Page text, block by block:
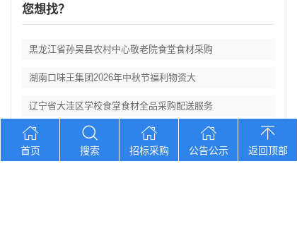
您想找？
黑龙江省孙吴县农村中心敬老院食堂食材采购
湖南口味王集团2026年中秋节福利物资大
辽宁省大洼区学校食堂食材全品采购配送服务
河北省卢龙县第二高级中学食堂人员管理服务
辽宁连山铝业（集团）有限公司会计外包服务
首页 搜索 招标采购 公告公示 返回顶部